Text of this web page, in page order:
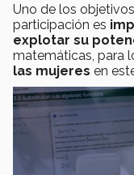
Uno de los
participación es
explotar su
matemáticas, para
las mujeres en